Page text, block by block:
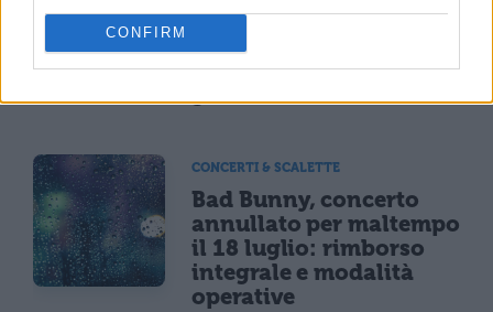
CONFIRM sei a rischio: l'allarme
Iss su gaming, azzardo
e social nella
CONCERTI & SCALETTE
Bad Bunny, concerto
annullato per maltempo
il 18 luglio: rimborso
integrale e modalità
operative